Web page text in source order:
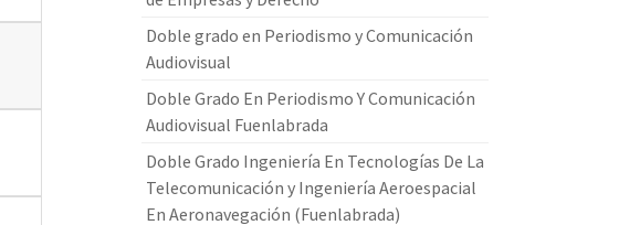
Doble grado en Periodismo y Comunicación
Audiovisual
Doble Grado En Periodismo Y Comunicación
Audiovisual Fuenlabrada
Doble Grado Ingeniería En Tecnologías De La
Telecomunicación y Ingeniería Aeroespacial
En Aeronavegación (Fuenlabrada)